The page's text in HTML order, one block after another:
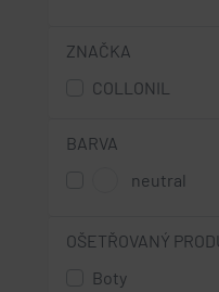
ZNAČKA
COLLONIL
BARVA
neutral
OŠETŘOVANÝ
Boty